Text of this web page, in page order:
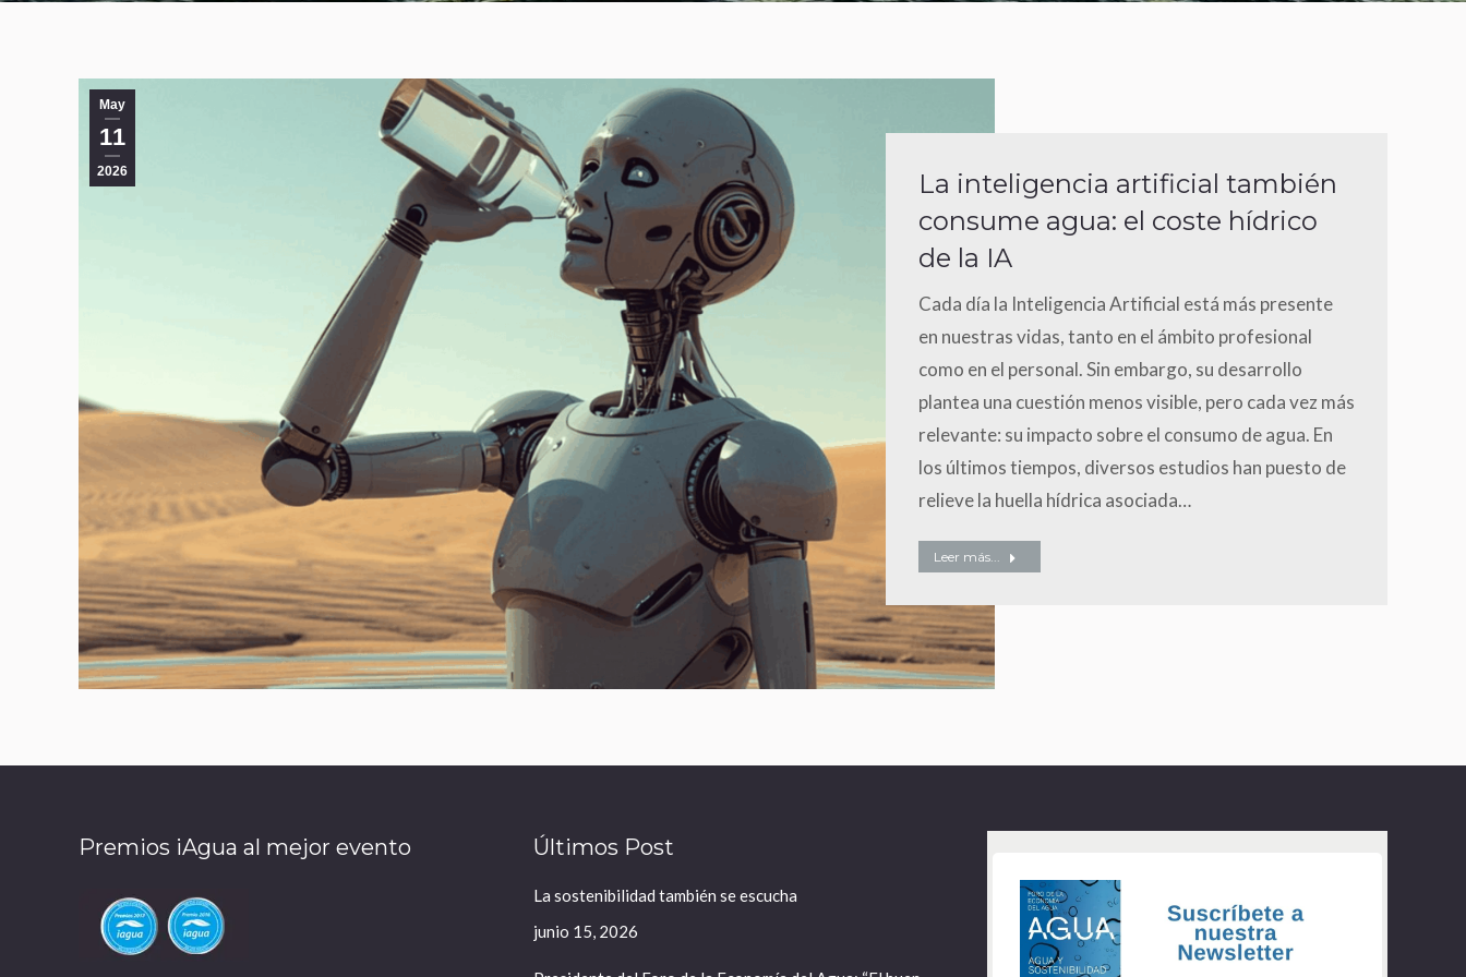
May
11
2026
La inteligencia artificial también
consume agua: el coste hídrico
de la IA
Cada día la Inteligencia Artificial está más presente
en nuestras vidas, tanto en el ámbito profesional
como en el personal. Sin embargo, su desarrollo
plantea una cuestión menos visible, pero cada vez más
relevante: su impacto sobre el consumo de agua. En
los últimos tiempos, diversos estudios han puesto de
relieve la huella hídrica asociada…
Leer más...
Premios iAgua al mejor evento Últimos Post
La sostenibilidad también se escucha
junio 15, 2026